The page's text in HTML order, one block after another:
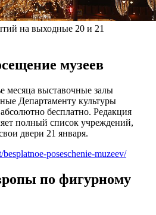
на выходные 20 и 21
музеев
месяца выставочные залы
Департаменту культуры
бесплатно. Редакция
полный список учреждений,
двери 21 января.
poseschenie-muzeev/
по фигурному